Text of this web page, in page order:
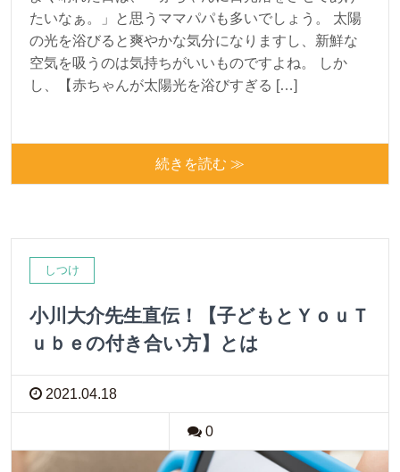
たいなぁ。」と思うママパパも多いでしょう。 太陽
の光を浴びると爽やかな気分になりますし、新鮮な
空気を吸うのは気持ちがいいものですよね。 しか
し、【赤ちゃんが太陽光を浴びすぎる […]
続きを読む ≫
しつけ
小川大介先生直伝！【子どもとＹｏｕＴ
ｕｂｅの付き合い方】とは
2021.04.18
0